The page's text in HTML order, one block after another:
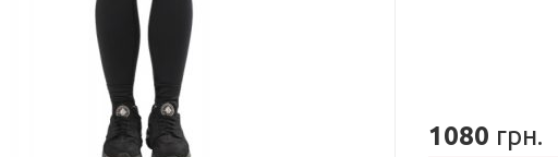
1080 грн.